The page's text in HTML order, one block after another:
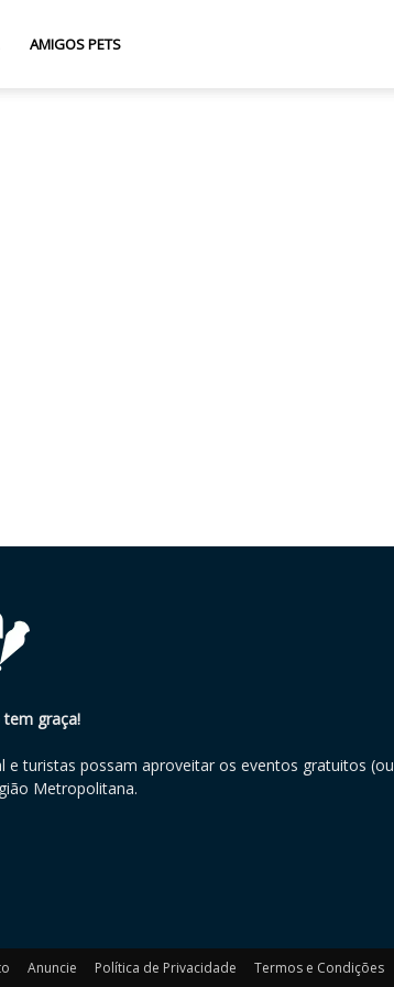
AMIGOS PETS
tem graça!
e turistas possam aproveitar os eventos gratuitos (ou
Metropolitana.
Anuncie Política de Privacidade Termos e Condições